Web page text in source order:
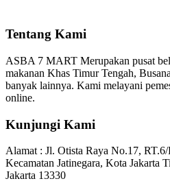
Tentang Kami
ASBA 7 MART Merupakan pusat
makanan Khas Timur Tengah,
banyak lainnya. Kami melayani
online.
Kunjungi Kami
Alamat : Jl. Otista Raya No.17,
Kecamatan Jatinegara, Kota Jakarta
Jakarta 13330